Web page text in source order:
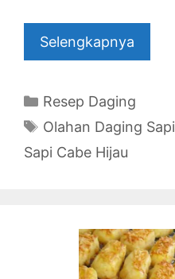
Selengkapnya
Categories
Resep Daging
Tags
Olahan Daging Sapi
Sapi Cabe Hijau